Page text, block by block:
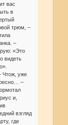
вас
в
трюм, –
–
«Это
видеть
уже
–
и,
взгляд
где